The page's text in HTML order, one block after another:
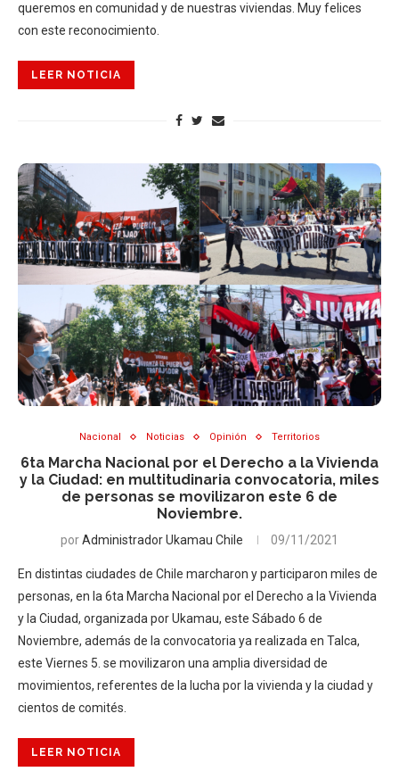
queremos en comunidad y de nuestras viviendas. Muy felices
con este reconocimiento.
LEER NOTICIA
Nacional Noticias Opinión Territorios
6ta Marcha Nacional por el Derecho a la Vivienda
y la Ciudad: en multitudinaria convocatoria, miles
de personas se movilizaron este 6 de
Noviembre.
porAdministrador Ukamau Chile 09/11/2021
En distintas ciudades de Chile marcharon y participaron miles de
personas, en la 6ta Marcha Nacional por el Derecho a la Vivienda
y la Ciudad, organizada por Ukamau, este Sábado 6 de
Noviembre, además de la convocatoria ya realizada en Talca,
este Viernes 5. se movilizaron una amplia diversidad de
movimientos, referentes de la lucha por la vivienda y la ciudad y
cientos de comités.
LEER NOTICIA